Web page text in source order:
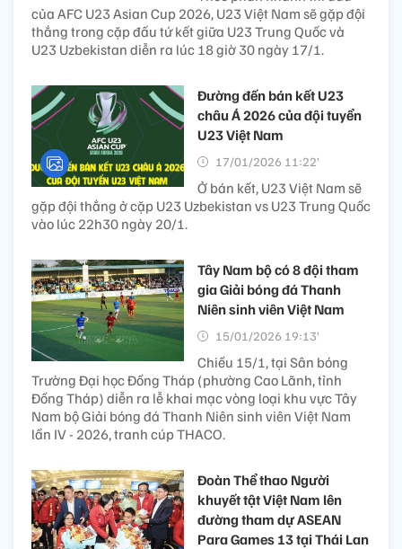
của AFC U23 Asian Cup 2026, U23 Việt Nam sẽ gặp đội
thắng trong cặp đấu tứ kết giữa U23 Trung Quốc và
U23 Uzbekistan diễn ra lúc 18 giờ 30 ngày 17/1.
Đường đến bán kết U23
châu Á 2026 của đội tuyển
U23 Việt Nam
17/01/2026 11:22’
Ở bán kết, U23 Việt Nam sẽ
gặp đội thắng ở cặp U23 Uzbekistan vs U23 Trung Quốc
vào lúc 22h30 ngày 20/1.
Tây Nam bộ có 8 đội tham
gia Giải bóng đá Thanh
Niên sinh viên Việt Nam
15/01/2026 19:13’
Chiều 15/1, tại Sân bóng
Trường Đại học Đồng Tháp (phường Cao Lãnh, tỉnh
Đồng Tháp) diễn ra lễ khai mạc vòng loại khu vực Tây
Nam bộ Giải bóng đá Thanh Niên sinh viên Việt Nam
lần IV - 2026, tranh cúp THACO.
Đoàn Thể thao Người
khuyết tật Việt Nam lên
đường tham dự ASEAN
Para Games 13 tại Thái Lan